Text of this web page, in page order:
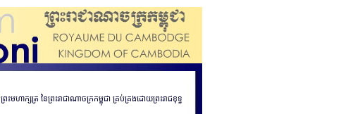
ព្រះមហាក្សត្រ នៃព្រះរាជាណាចក្រកម្ពុជា គ្រប់គ្រងដោយព្រះរាជខុទ្ធ